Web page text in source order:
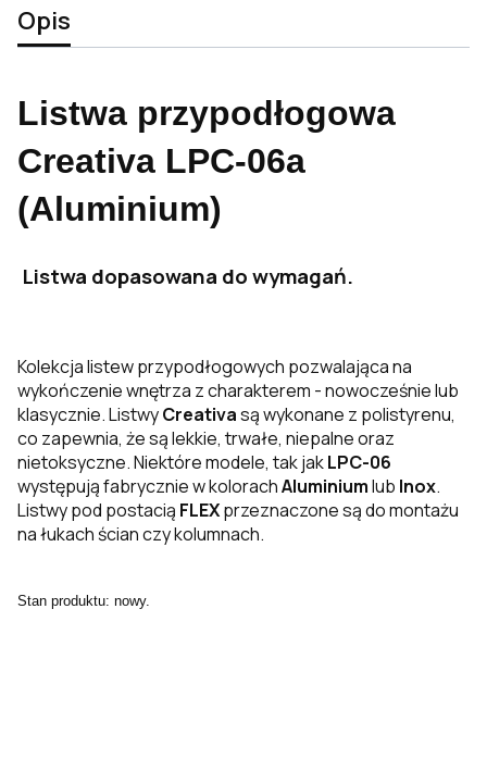
Opis
Listwa przypodłogowa
Creativa LPC-06a
(Aluminium)
Listwa dopasowana do wymagań.
Kolekcja listew przypodłogowych pozwalająca na
wykończenie wnętrza z charakterem - nowocześnie lub
klasycznie. ListwyCreativasą wykonane z polistyrenu,
co zapewnia, że są lekkie, trwałe, niepalne oraz
nietoksyczne. Niektóre modele, tak jakLPC-06
występują fabrycznie w kolorachAluminiumlub Inox.
Listwy pod postacią FLEXprzeznaczone są do montażu
na łukach ścian czy kolumnach.
Stan produktu: nowy.